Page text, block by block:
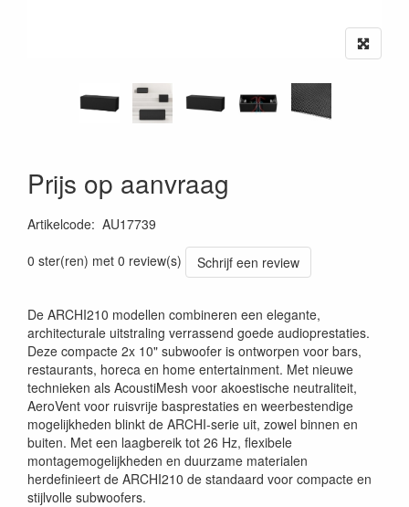
Prijs op aanvraag
Artikelcode: AU17739
0 ster(ren) met 0 review(s)
Schrijf een review
De ARCHI210 modellen combineren een elegante,
architecturale uitstraling verrassend goede audioprestaties.
Deze compacte 2x 10" subwoofer is ontworpen voor bars,
restaurants, horeca en home entertainment. Met nieuwe
technieken als AcoustiMesh voor akoestische neutraliteit,
AeroVent voor ruisvrije basprestaties en weerbestendige
mogelijkheden blinkt de ARCHI-serie uit, zowel binnen en
buiten. Met een laagbereik tot 26 Hz, flexibele
montagemogelijkheden en duurzame materialen
herdefinieert de ARCHI210 de standaard voor compacte en
stijlvolle subwoofers.